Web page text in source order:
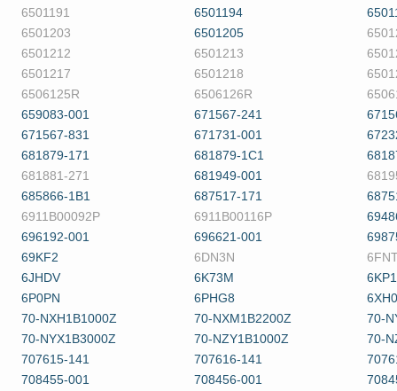
6501191
6501194
6501203
6501205
6501212
6501213
6501217
6501218
6506125R
6506126R
659083-001
671567-241
671567-831
671731-001
681879-171
681879-1C1
681881-271
681949-001
685866-1B1
687517-171
6911B00092P
6911B00116P
696192-001
696621-001
69KF2
6DN3N
6JHDV
6K73M
6P0PN
6PHG8
70-NXH1B1000Z
70-NXM1B2200Z
70-
70-NYX1B3000Z
70-NZY1B1000Z
70-
707615-141
707616-141
708455-001
708456-001